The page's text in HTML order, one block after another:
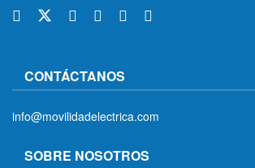
CONTÁCTANOS
info@movilidadelectrica.com
SOBRE NOSOTROS